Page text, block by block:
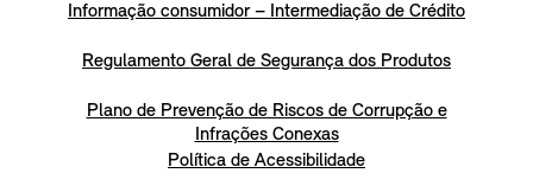
Informação consumidor – Intermediação de Crédito
Regulamento Geral de Segurança dos Produtos
Plano de Prevenção de Riscos de Corrupção e
Infrações Conexas
Política de Acessibilidade